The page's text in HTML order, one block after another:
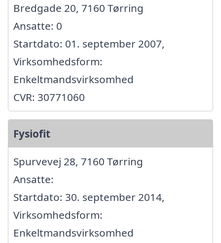
Bredgade 20, 7160 Tørring
Ansatte: 0
Startdato: 01. september 2007,
Virksomhedsform:
Enkeltmandsvirksomhed
CVR: 30771060
Fysiofit
Spurvevej 28, 7160 Tørring
Ansatte:
Startdato: 30. september 2014,
Virksomhedsform:
Enkeltmandsvirksomhed